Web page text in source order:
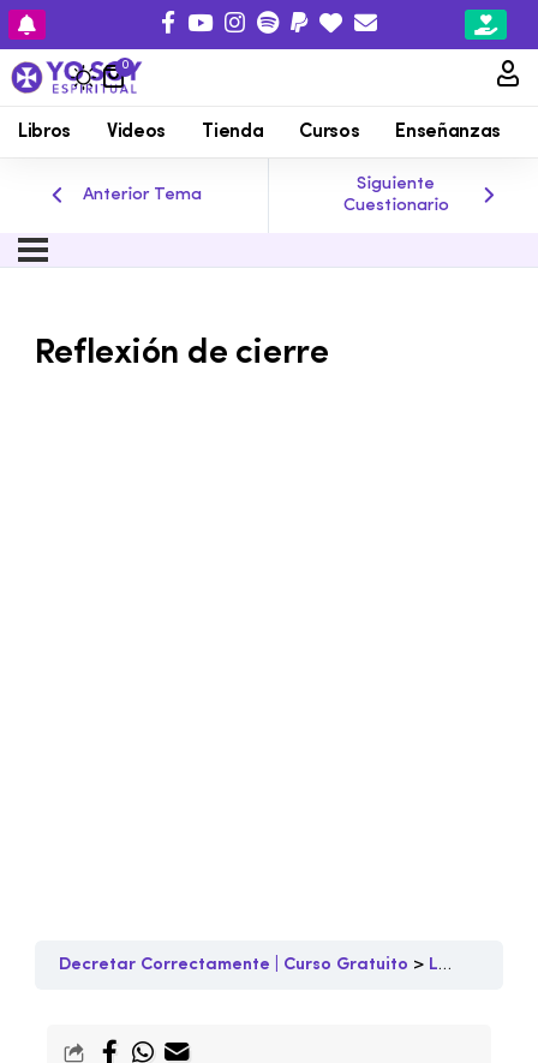
0
Libros Videos Tienda Cursos Enseñanzas
Anterior Tema
Siguiente
Cuestionario
Reflexión de cierre
Decretar Correctamente | Curso Gratuito Lección 7